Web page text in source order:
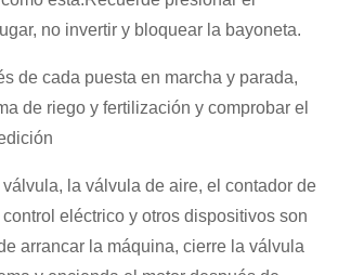
no invertir y bloquear la bayoneta.
de cada puesta en marcha y parada,
de riego y fertilización y comprobar el
la válvula de aire, el contador de
eléctrico y otros dispositivos son
arrancar la máquina, cierre la válvula